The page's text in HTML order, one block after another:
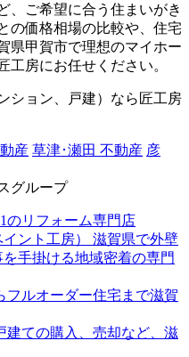
、ご希望に合う住まいがき
の価格相場の比較や、住宅
県甲賀市で理想のマイホー
工房にお任せください。
ション、戸建）なら匠工房
産 草津･瀬田 不動産 彦
グループ
のリフォーム専門店
ント工房）
滋賀県で外壁
手掛ける地域密着の専門
フルオーダー住宅まで滋賀
建ての購入、売却など、滋